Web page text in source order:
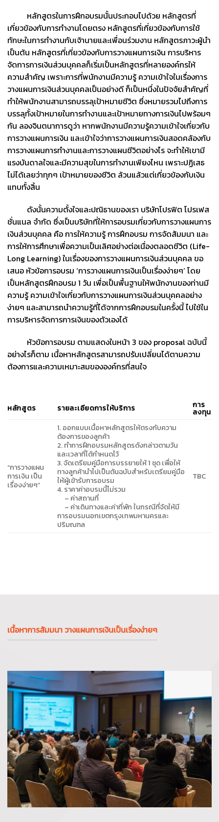
หลักสูตรในการฝึกอบรมนั้นประกอบไปด้วย หลักสูตรที่
เกี่ยวข้องกับการทำงานโดยตรง หลักสูตรที่เกี่ยวข้องกับการใช้
ทักษะในการทำงานกับเจ้านายและเพื่อนร่วมงาน หลักสูตรภาวะผู้นำ
เป็นต้น หลักสูตรที่เกี่ยวข้องกับการวางแผนการเงิน การบริหาร
จัดการการเงินส่วนบุคคลก็เริ่มเป็นหลักสูตรที่หลายองค์กรให้
ความสำคัญ เพราะการที่พนักงานมีความรู้ ความเข้าใจในเรื่องการ
วางแผนการเงินส่วนบุคคลเป็นอย่างดี ก็เป็นหนึ่งในปัจจัยสำคัญที่
ทำให้พนักงานสามารถบรรลุเป้าหมายชีวิต ซึ่งหมายรวมไปถึงการ
บรรลุทั้งเป้าหมายในการทำงานและเป้าหมายทางการเงินไปพร้อมๆ
กัน ลองจินตนาการดูว่า หากพนักงานมีความรู้ความเข้าใจเกี่ยวกับ
การวางแผนการเงิน และเข้าใจว่าการวางแผนการเงินสอดคล้องกับ
การวางแผนการทำงานและการวางแผนชีวิตอย่างไร จะทำให้เขามี
แรงบันดาลใจและมีความสุขในการทำงานเพียงไหน เพราะปฏิเสธ
ไม่ได้เลยว่าทุกๆ เป้าหมายของชีวิต ล้วนแล้วแต่เกี่ยวข้องกับเงิน
แทบทั้งสิ้น
ดังนั้นความตั้งใจและปณิธานของเรา บริษัทโปรฟิต โปรเฟส
ชั่นแนล จำกัด ซึ่งเป็นบริษัทที่ให้การอบรมเกี่ยวกับการวางแผนการ
เงินส่วนบุคคล คือ การให้ความรู้ การฝึกอบรม การจัดสัมมนา และ
การให้การศึกษาเพื่อความเป็นเลิศอย่างต่อเนื่องตลอดชีวิต (Life-
Long Learning) ในเรื่องของการวางแผนการเงินส่วนบุคคล ขอ
เสนอ หัวข้อการอบรม ‘การวางแผนการเงินเป็นเรื่องง่ายๆ’ โดย
เป็นหลักสูตรฝึกอบรม 1 วัน เพื่อเป็นพื้นฐานให้พนักงานของท่านมี
ความรู้ ความเข้าใจเกี่ยวกับการวางแผนการเงินส่วนบุคคลอย่าง
ง่ายๆ และสามารถนำความรู้ที่ได้จากการฝึกอบรมในครั้งนี้ ไปใช้ใน
การบริหารจัดการการเงินของตัวเองได้
หัวข้อการอบรม ตามแสดงในหน้า 3 ของ proposal ฉบับนี้
อย่างไรก็ตาม เนื้อหาหลักสูตรสามารถปรับเปลี่ยนได้ตามความ
ต้องการและความเหมาะสมขององค์กรที่สนใจ
หลักสูตร รายละเอียดการให้บริการ การ
ลงทุน
“การวางแผน
การเงิน เป็น
เรื่องง่ายๆ”
1.ออกแบบเนื้อหาหลักสูตรให้ตรงกับความ
ต้องการของลูกค้า
2.ทำการฝึกอบรมหลักสูตรดังกล่าวตามวัน
และเวลาที่ได้กำหนดไว้
3.จัดเตรียมคู่มือการบรรยายให้ 1 ชุด เพื่อให้
ทางลูกค้านำไปเป็นต้นฉบับสำหรับเตรียมคู่มือ
ให้ผู้เข้ารับการอบรม
4.ราคาค่าอบรมนี้ไม่รวม
– ค่าสถานที่
– ค่าเดินทางและค่าที่พัก ในกรณีที่จัดให้มี
การอบรมนอกเขตกรุงเทพมหานครและ
ปริมณฑล
TBC
เนื้อหาการสัมมนา วางแผนการเงินเป็นเรื่องง่ายๆ